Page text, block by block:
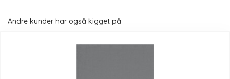
Andre kunder har også kigget på